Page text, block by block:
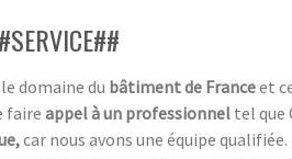
domaine du bâtiment de Franceet
faire appel à un professionnel tel que
car nous avons une équipe